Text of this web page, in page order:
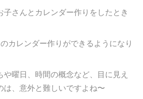
さんとカレンダー作りをしたとき
カレンダー作りができるようになり
曜日、時間の概念など、目に見え
は、意外と難しいですよね〜